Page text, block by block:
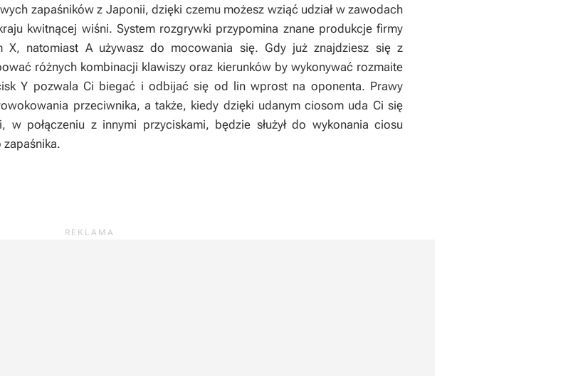
zapaśników z Japonii, dzięki czemu możesz wziąć udział w zawodach
kwitnącej wiśni. System rozgrywki przypomina znane produkcje firmy
X, natomiast A używasz do mocowania się. Gdy już znajdziesz się z
różnych kombinacji klawiszy oraz kierunków by wykonywać rozmaite
Y pozwala Ci biegać i odbijać się od lin wprost na oponenta. Prawy
przeciwnika, a także, kiedy dzięki udanym ciosom uda Ci się
połączeniu z innymi przyciskami, będzie służył do wykonania ciosu